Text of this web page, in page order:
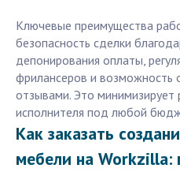
Ключевые преимущества
безопасность сделки
депонирования оплаты,
фрилансеров и возможность
отзывами. Это минимизирует
исполнителя под любой
Как заказать
мебели на Workzilla: